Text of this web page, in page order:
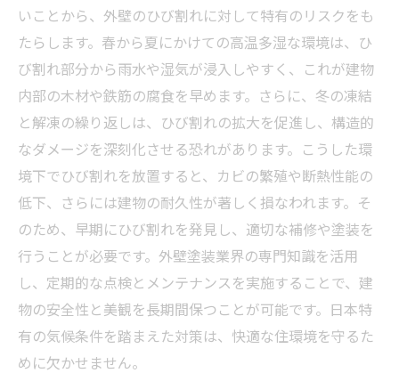
いことから、外壁のひび割れに対して特有のリスクをも
たらします。春から夏にかけての高温多湿な環境は、ひ
び割れ部分から雨水や湿気が浸入しやすく、これが建物
内部の木材や鉄筋の腐食を早めます。さらに、冬の凍結
と解凍の繰り返しは、ひび割れの拡大を促進し、構造的
なダメージを深刻化させる恐れがあります。こうした環
境下でひび割れを放置すると、カビの繁殖や断熱性能の
低下、さらには建物の耐久性が著しく損なわれます。そ
のため、早期にひび割れを発見し、適切な補修や塗装を
行うことが必要です。外壁塗装業界の専門知識を活用
し、定期的な点検とメンテナンスを実施することで、建
物の安全性と美観を長期間保つことが可能です。日本特
有の気候条件を踏まえた対策は、快適な住環境を守るた
めに欠かせません。